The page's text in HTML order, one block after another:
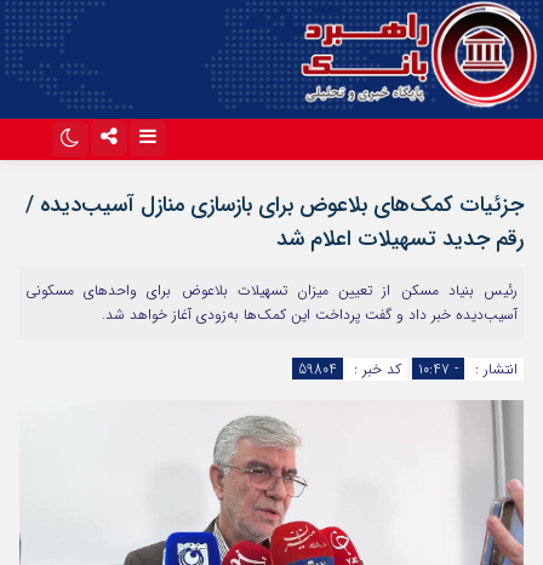
آپارات
جزئیات کمک‌های بلاعوض برای بازسازی منازل آسیب‌دیده /
رقم جدید تسهیلات اعلام شد
رئیس بنیاد مسکن از تعیین میزان تسهیلات بلاعوض برای واحدهای مسکونی
آسیب‌دیده خبر داد و گفت پرداخت این کمک‌ها به‌زودی آغاز خواهد شد.
انتشار : - ۱۰:۴۷ کد خبر : 59804